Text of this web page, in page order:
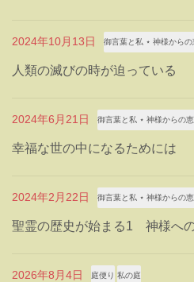
2024年10月13日 御言葉と私 ⋆ 神様からの
人類の滅びの時が迫っている
2024年6月21日 御言葉と私 ⋆ 神様からの
幸福な世の中になるためには
2024年2月22日 御言葉と私 ⋆ 神様からの
聖霊の歴史が始まる1 神様へ
2026年8月4日 庭便り 私の庭